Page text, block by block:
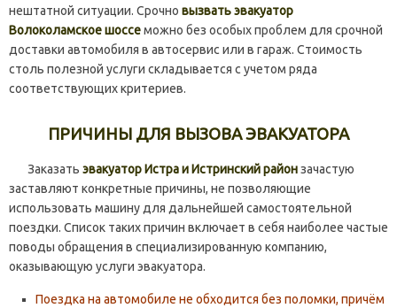
нештатной ситуации. Срочно вызвать эвакуатор
Волоколамское шоссеможно без особых проблем для срочной
доставки автомобиля в автосервис или в гараж. Стоимость
столь полезной услуги складывается с учетом ряда
соответствующих критериев.
ПРИЧИНЫ ДЛЯ ВЫЗОВА ЭВАКУАТОРА
Заказать эвакуатор Истра и Истринский районзачастую
заставляют конкретные причины, не позволяющие
использовать машину для дальнейшей самостоятельной
поездки. Список таких причин включает в себя наиболее частые
поводы обращения в специализированную компанию,
оказывающую услуги эвакуатора.
Поездка на автомобиле не обходится без поломки, причём